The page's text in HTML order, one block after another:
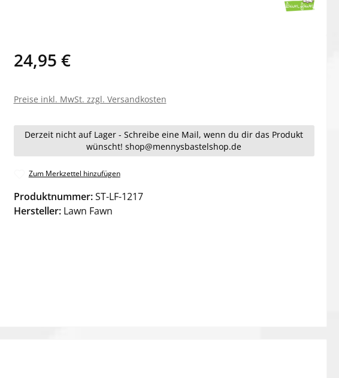
24,95 €
Preise inkl. MwSt. zzgl. Versandkosten
Derzeit nicht auf Lager - Schreibe eine Mail, wenn du dir das Produkt
wünscht! shop@mennysbastelshop.de
Zum Merkzettel hinzufügen
Produktnummer:ST-LF-1217
Hersteller: Lawn Fawn